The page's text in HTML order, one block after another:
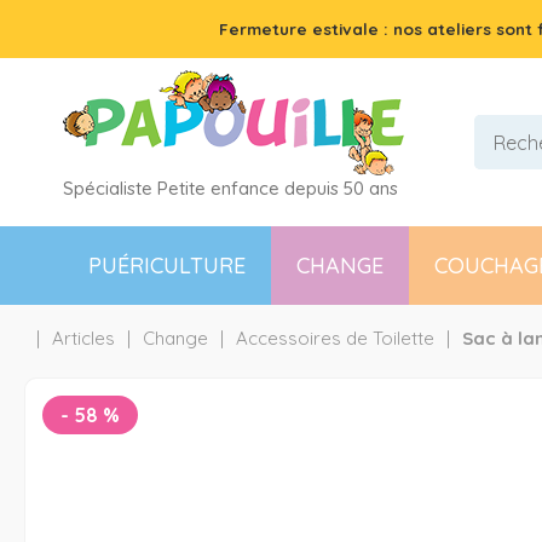
Fermeture estivale : nos ateliers sont
Spécialiste Petite enfance depuis 50 ans
PUÉRICULTURE CHANGE
Articles Change Accessoires de Toilette Sac à
- 58 %